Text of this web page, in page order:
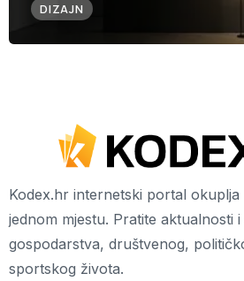
DIZAJN
Kodex.hr internetski portal okuplja
jednom mjestu. Pratite aktualnosti
gospodarstva, društvenog,
sportskog života.